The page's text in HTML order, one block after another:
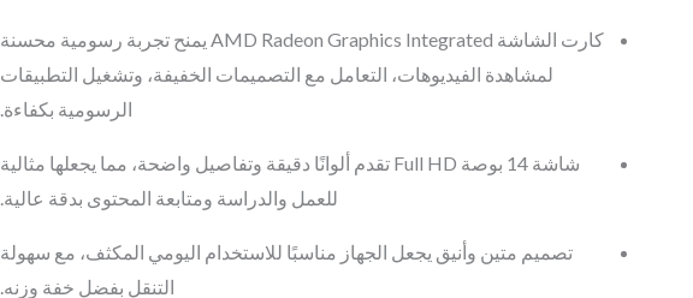
كارت الشاشة AMD Radeon Graphics Integrated يمنح تجربة رسومية محسنة
لمشاهدة الفيديوهات، التعامل مع التصميمات الخفيفة، وتشغيل التطبيقات
الرسومية بكفاءة.
شاشة 14 بوصة Full HD تقدم ألوانًا دقيقة وتفاصيل واضحة، مما يجعلها مثالية
للعمل والدراسة ومتابعة المحتوى بدقة عالية.
تصميم متين وأنيق يجعل الجهاز مناسبًا للاستخدام اليومي المكثف، مع سهولة
التنقل بفضل خفة وزنه.